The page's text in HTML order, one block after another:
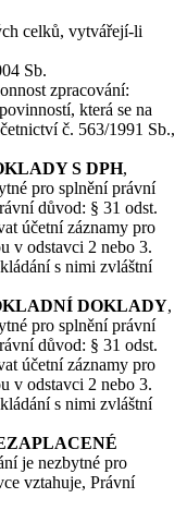
celků, vytvářejí-li
Sb.
zpracování:
která se na
č. 563/1991 Sb.,
S DPH,
pro splnění právní
důvod: § 31 odst.
účetní záznamy pro
v odstavci 2 nebo 3.
s nimi zvláštní
DOKLADY,
pro splnění právní
důvod: § 31 odst.
účetní záznamy pro
v odstavci 2 nebo 3.
s nimi zvláštní
je nezbytné pro
vztahuje, Právní